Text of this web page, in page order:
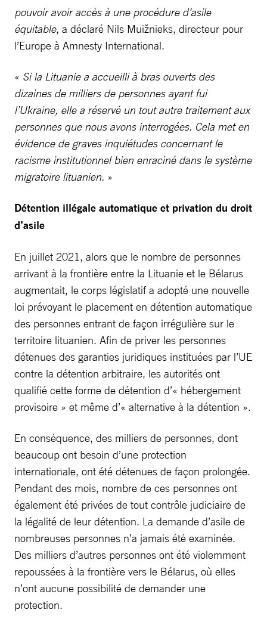
pouvoir avoir accès à une procédure d’asile
équitable, a déclaré Nils Muižnieks, directeur pour
l’Europe à Amnesty International.
« Si la Lituanie a accueilli à bras ouverts des
dizaines de milliers de personnes ayant fui
l’Ukraine, elle a réservé un tout autre traitement aux
personnes que nous avons interrogées. Cela met en
évidence de graves inquiétudes concernant le
racisme institutionnel bien enraciné dans le système
migratoire lituanien. »
Détention illégale automatique et privation du droit
d’asile
En juillet 2021, alors que le nombre de personnes
arrivant à la frontière entre la Lituanie et le Bélarus
augmentait, le corps législatif a adopté une nouvelle
loi prévoyant le placement en détention automatique
des personnes entrant de façon irrégulière sur le
territoire lituanien. Afin de priver les personnes
détenues des garanties juridiques instituées par l’UE
contre la détention arbitraire, les autorités ont
qualifié cette forme de détention d’« hébergement
provisoire » et même d’« alternative à la détention ».
En conséquence, des milliers de personnes, dont
beaucoup ont besoin d’une protection
internationale, ont été détenues de façon prolongée.
Pendant des mois, nombre de ces personnes ont
également été privées de tout contrôle judiciaire de
la légalité de leur détention. La demande d’asile de
nombreuses personnes n’a jamais été examinée.
Des milliers d’autres personnes ont été violemment
repoussées à la frontière vers le Bélarus, où elles
n’ont aucune possibilité de demander une
protection.